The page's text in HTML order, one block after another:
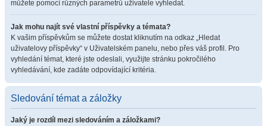
můžete pomocí různých parametrů uživatele vyhledat.
Jak mohu najít své vlastní příspěvky a témata?
K vašim příspěvkům se můžete dostat kliknutím na odkaz „Hledat
uživatelovy příspěvky“ v Uživatelském panelu, nebo přes váš profil. Pro
vyhledání témat, které jste odeslali, využijte stránku pokročilého
vyhledávání, kde zadáte odpovídající kritéria.
Sledování témat a záložky
Jaký je rozdíl mezi sledováním a záložkami?